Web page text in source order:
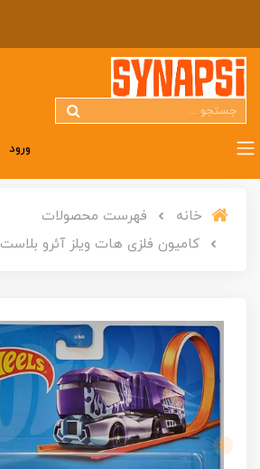
ورود
خانه
فهرست محصولات
کامیون فلزی هات ویلز آئرو بلاست Aero Blast